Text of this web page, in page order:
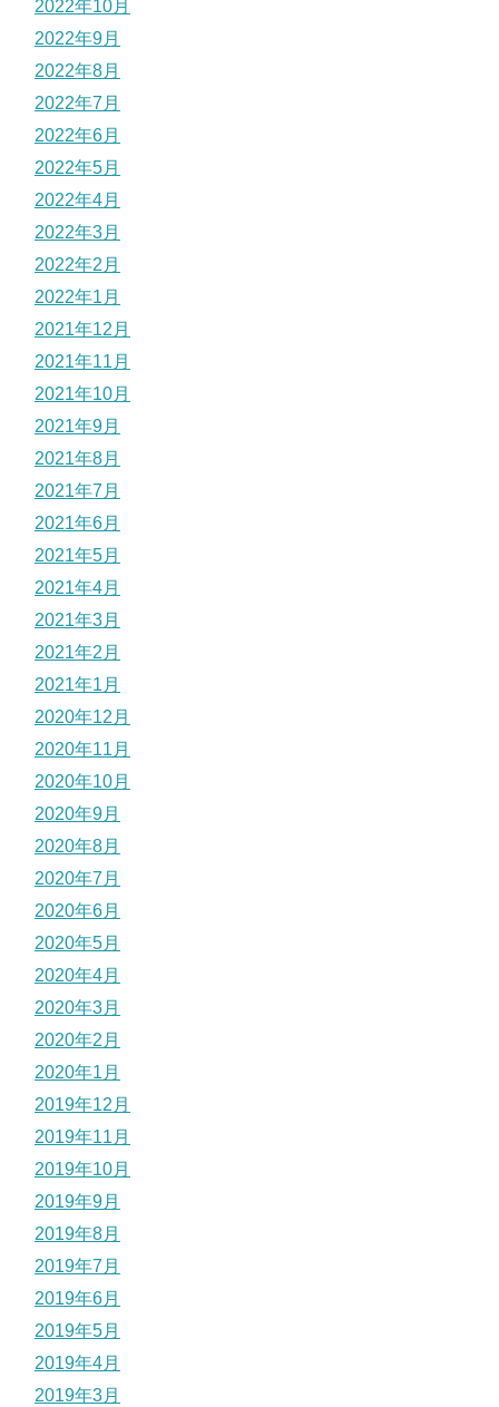
2022年10月
2022年9月
2022年8月
2022年7月
2022年6月
2022年5月
2022年4月
2022年3月
2022年2月
2022年1月
2021年12月
2021年11月
2021年10月
2021年9月
2021年8月
2021年7月
2021年6月
2021年5月
2021年4月
2021年3月
2021年2月
2021年1月
2020年12月
2020年11月
2020年10月
2020年9月
2020年8月
2020年7月
2020年6月
2020年5月
2020年4月
2020年3月
2020年2月
2020年1月
2019年12月
2019年11月
2019年10月
2019年9月
2019年8月
2019年7月
2019年6月
2019年5月
2019年4月
2019年3月